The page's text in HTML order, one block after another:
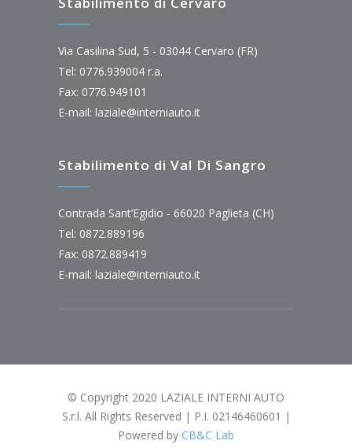
Via Casilina Sud, 5 - 03044 Cervaro (FR)
Tel: 0776.939004 r.a.
Fax: 0776.949101
E-mail: laziale@interniauto.it
Stabilimento di Val Di Sangro
Contrada Sant’Egidio - 66020 Paglieta (CH)
Tel: 0872.889196
Fax: 0872.889419
E-mail: laziale@interniauto.it
© Copyright 2020 LAZIALE INTERNI AUTO
S.r.l. All Rights Reserved | P.I. 02146460601 |
Powered by CB&C Lab